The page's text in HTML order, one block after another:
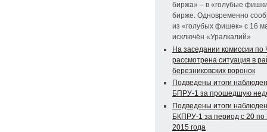
биржа» – в «голубые
бирже. Одновременно
из «голубых фишек» с 16
исключён «Уралкалий»
На заседании комиссии
рассмотрена ситуация в
березниковских воронок
Подведены итоги
БПРУ-1 за прошедшую
Подведены итоги
БКПРУ-1 за период с 20 по
2015 года